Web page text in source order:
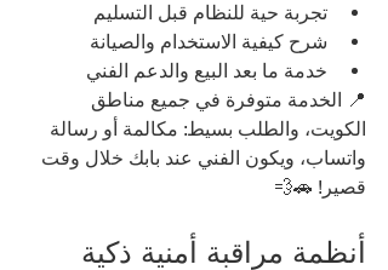
تجربة حية للنظام قبل التسليم
شرح كيفية الاستخدام والصيانة
خدمة ما بعد البيع والدعم الفني
📍 الخدمة متوفرة في جميع مناطق
الكويت، والطلب بسيط: مكالمة أو رسالة
واتساب، ويكون الفني عند بابك خلال وقت
قصير! 🚗💨
أنظمة مراقبة أمنية ذكية